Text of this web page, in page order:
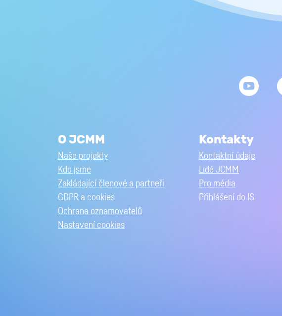
O JCMM
Naše projekty
Kdo jsme
Zakládající členové a partneři
GDPR a cookies
Ochrana oznamovatelů
Nastavení cookies
Kontakty
Kontaktní údaje
Lidé JCMM
Pro média
Přihlášení do IS